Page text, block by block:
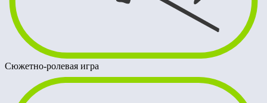
Сюжетно-ролевая игра